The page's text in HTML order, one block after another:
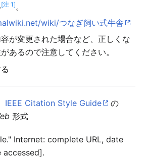
[注 1]。
wiki/つなぎ飼い式牛舎
が変更された場合など、正しくな
あるので注意してください。
IEEE Citation Style Guide
の
形式
Internet: complete URL, date